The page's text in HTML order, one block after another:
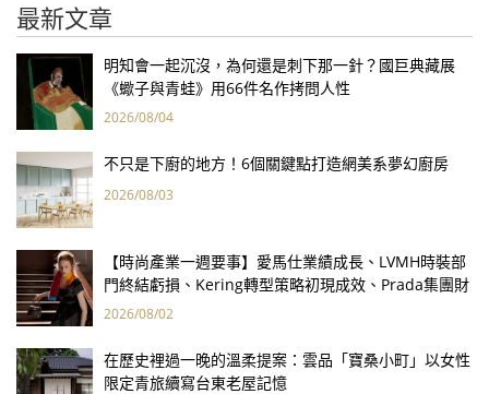
最新文章
明知會一起沉沒，為何還是刺下那一針？國巨典藏展
《蠍子與青蛙》用66件名作拷問人性
2026/08/04
不只是下廚的地方！6個關鍵點打造網美系夢幻廚房
2026/08/03
【時尚產業一週要事】愛馬仕業績成長、LVMH時裝部
門終結虧損、Kering轉型策略初現成效、Prada集團財
報亮眼
2026/08/02
在歷史裡過一晚的溫柔提案：雲品「寶桑小町」以女性
限定青旅續寫台東老屋記憶